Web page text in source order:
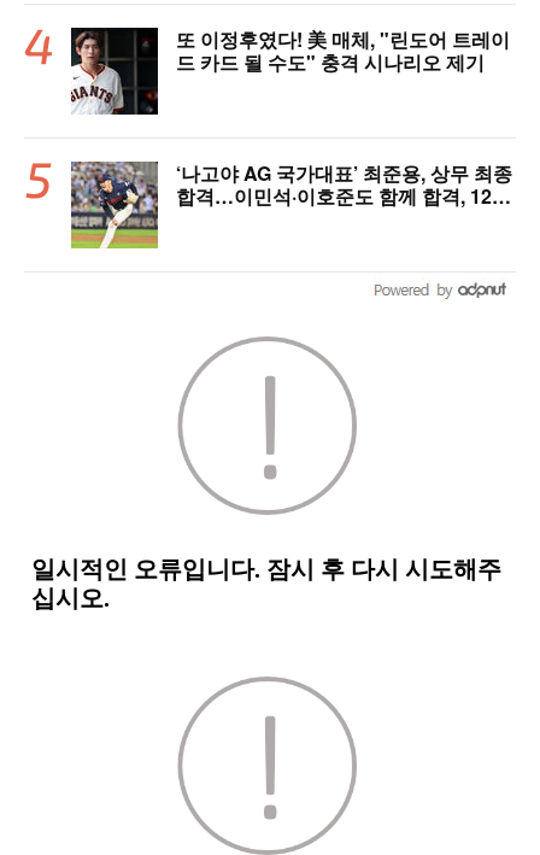
또 이정후였다! 美 매체, "린도어 트레이
드 카드 될 수도" 충격 시나리오 제기
‘나고야 AG 국가대표’ 최준용, 상무 최종
합격…이민석·이호준도 함께 합격, 12월